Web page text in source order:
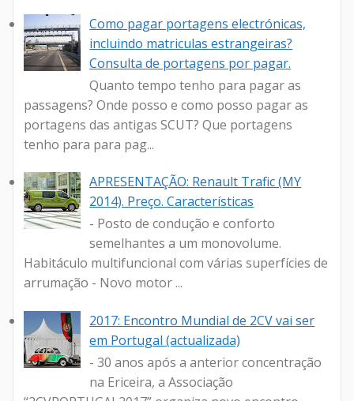
Como pagar portagens electrónicas,
incluindo matriculas estrangeiras?
Consulta de portagens por pagar.
Quanto tempo tenho para pagar as
passagens? Onde posso e como posso pagar as
portagens das antigas SCUT? Que portagens
tenho para para pag...
APRESENTAÇÃO: Renault Trafic (MY
2014). Preço. Características
- Posto de condução e conforto
semelhantes a um monovolume.
Habitáculo multifuncional com várias superfícies de
arrumação - Novo motor ...
2017: Encontro Mundial de 2CV vai ser
em Portugal (actualizada)
- 30 anos após a anterior concentração
na Ericeira, a Associação